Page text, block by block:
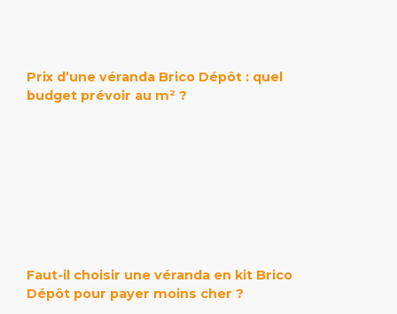
Prix d’une véranda Brico Dépôt : quel
budget prévoir au m² ?
Faut-il choisir une véranda en kit Brico
Dépôt pour payer moins cher ?